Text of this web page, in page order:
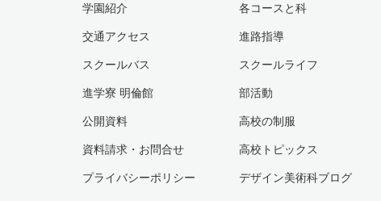
学園紹介
交通アクセス
スクールバス
進学寮 明倫館
公開資料
資料請求・お問合せ
プライバシーポリシー
各コースと科
進路指導
スクールライフ
部活動
高校の制服
高校トピックス
デザイン美術科ブログ